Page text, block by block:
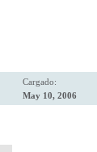
Cargado:
May 10, 2006